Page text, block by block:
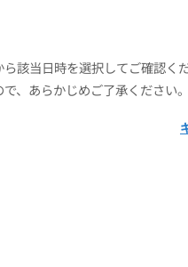
該当日時を選択してご確認くだ
、あらかじめご了承ください。